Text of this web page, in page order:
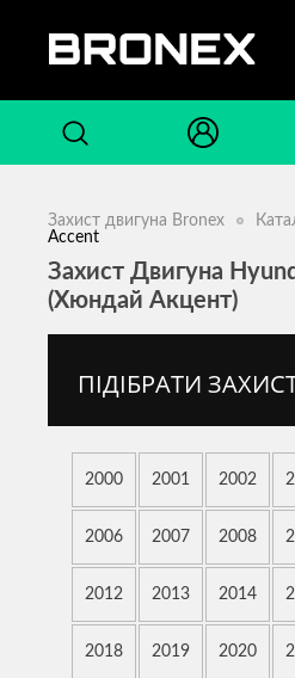
Захист двигуна Bronex
Accent
Захист Двигуна
(Хюндай Акцент)
ПІДІБРАТИ
2000 2001 2002
2006 2007 2008
2012 2013 2014
2018 2019 2020